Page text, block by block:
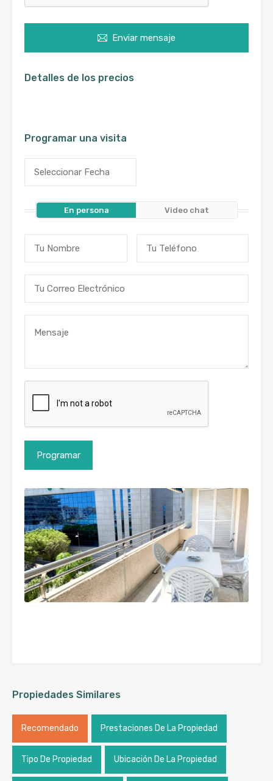
Enviar mensaje
Detalles de los precios
Programar una visita
En persona Video chat
Propiedades Similares
Recomendado Prestaciones De La Propiedad
Tipo De Propiedad Ubicación De La Propiedad